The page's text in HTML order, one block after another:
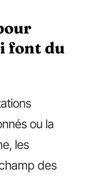
font du
ou la
les
des